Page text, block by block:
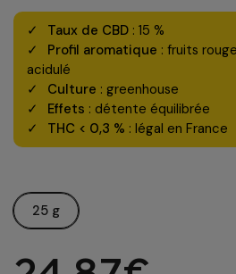
Taux de CBD : 15 %
Profil aromatique : fruits
acidulé
Culture : greenhouse
Effets : détente équilibrée
THC < 0,3 % : légal en France
25 g